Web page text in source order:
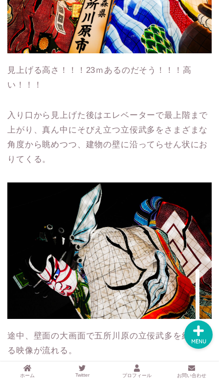
見上げる高さ！！！23ｍあるのだそう！！！高
い！！！
入り口から見上げた後はエレベーターで最上階まで
上がり、真ん中にそびえ立つ立佞武多をさまざまな
角度から眺めつつ、建物の壁に沿ってらせん状にお
りてくる。
途中、壁面の大画面で五所川原の立佞武多を紹介す
る映像が流れる。
ベンチで隣に座っていた男の子ふたり連れのママさ
ホーム Twitter プロフィール お問い合わせ
MENU
ラク家事！「暮らしの定
番消耗品リスト」を見る
おすすめ「ブログ村テー
マ集」を見る
完全版！「ラク家事Myル
ール集」を見る